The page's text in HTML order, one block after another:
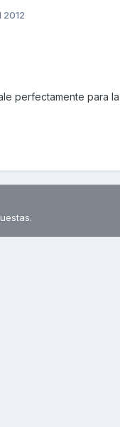
2012
perfectamente para